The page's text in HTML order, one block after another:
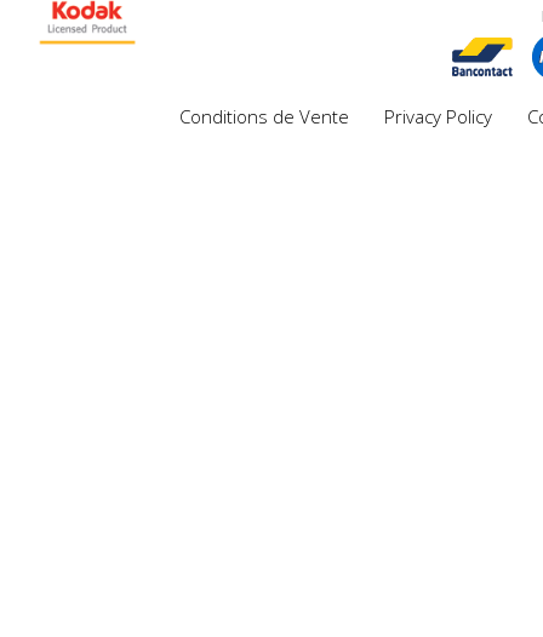
Conditions de Vente Privacy Policy